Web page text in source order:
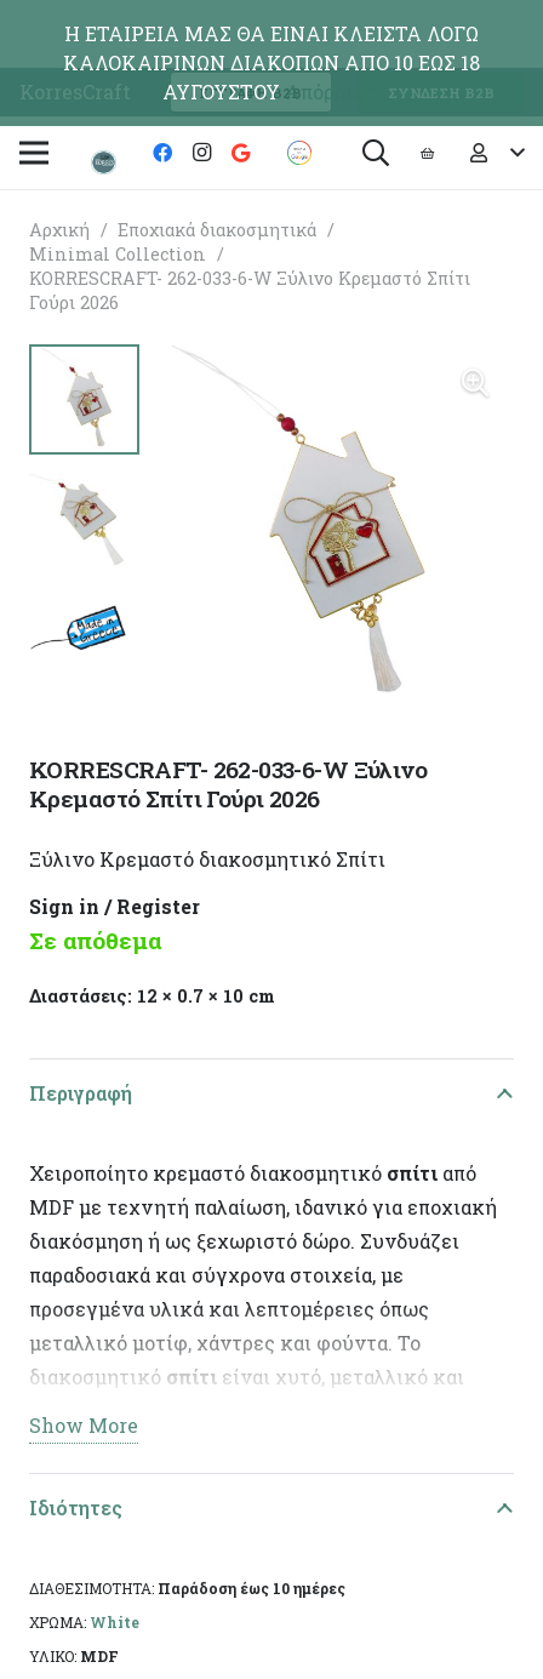
KorresCraft ΕΓΓΡΑΦΗ Β2Β ΣΥΝΔΕΣΗ Β2Β
Αρχική / Εποχιακά διακοσμητικά /
Minimal Collection /
KORRESCRAFT- 262-033-6-W Ξύλινο Κρεμαστό Σπίτι
Γούρι 2026
KORRESCRAFT- 262-033-6-W Ξύλινο
Κρεμαστό Σπίτι Γούρι 2026
Ξύλινο Κρεμαστό διακοσμητικό Σπίτι
Sign in / Register
Σε απόθεμα
Διαστάσεις: 12 × 0.7 × 10 cm
Περιγραφή
Χειροποίητο κρεμαστό διακοσμητικό σπίτι από
MDF με τεχνητή παλαίωση, ιδανικό για εποχιακή
διακόσμηση ή ως ξεχωριστό δώρο. Συνδυάζει
παραδοσιακά και σύγχρονα στοιχεία, με
προσεγμένα υλικά και λεπτομέρειες όπως
μεταλλικό μοτίφ, χάντρες και φούντα. Το
διακοσμητικό σπίτι είναι χυτό, μεταλλικό και
διακοσμημένο με σμάλτο, προσθέτοντας ιδιαίτερο
χαρακτήρα στη σύνθεση.
Τεχνικά Χαρακτηριστικά:
Τεχνική: Τεχνητή παλαίωση
Διαστάσεις: 12χ10χ0,7
Show More
Ιδιότητες
ΔΙΑΘΕΣΙΜΟΤΗΤΑ: Παράδοση έως 10 ημέρες
ΧΡΩΜΑ: White
ΥΛΙΚΟ: MDF
Η ΕΤΑΙΡΕΙΑ ΜΑΣ ΘΑ ΕΙΝΑΙ ΚΛΕΙΣΤΑ ΛΟΓΩ
ΚΑΛΟΚΑΙΡΙΝΩΝ ΔΙΑΚΟΠΩΝ ΑΠΟ 10 ΕΩΣ 18
ΑΥΓΟΥΣΤΟΥΑπόρριψη